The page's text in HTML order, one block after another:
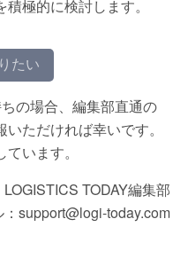
極的に検討します。
たい
の場合、編集部直通の
ただければ幸いです。
います。
LOGISTICS TODAY編集部
：support@logi-today.com